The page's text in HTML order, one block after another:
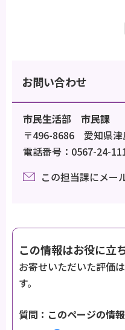
お問い合わせ
市民生活部 市民課
〒496-8686 愛知県津
電話番号：0567-24-
この担当課にメー
この情報はお役に立
お寄せいただいた評価
す。
質問：このページの情